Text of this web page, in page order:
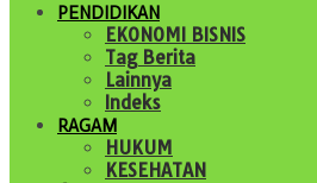
PENDIDIKAN
EKONOMI BISNIS
Tag Berita
Lainnya
Indeks
RAGAM
HUKUM
KESEHATAN